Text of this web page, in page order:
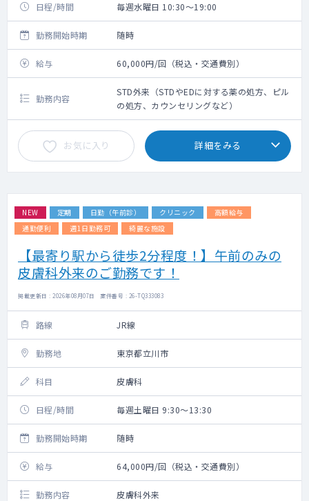
日程/時間 毎週水曜日 10:30～19:00
勤務開始時期 随時
給与 60,000円/回（税込・交通費別）
勤務内容
STD外来（STDやEDに対する薬の処方、ピル
の処方、カウンセリングなど）
お気に入り 詳細をみる
NEW 定期 日勤（午前診） クリニック
高額給与
通勤便利
週1日勤務可 綺麗な施設
【最寄り駅から徒歩2分程度！】午前のみの
皮膚科外来のご勤務です！
掲載更新日 : 2026年08月07日 案件番号 : 26-TQ333083
路線 JR線
勤務地 東京都立川市
科目 皮膚科
日程/時間 毎週土曜日 9:30～13:30
勤務開始時期 随時
給与 64,000円/回（税込・交通費別）
勤務内容 皮膚科外来